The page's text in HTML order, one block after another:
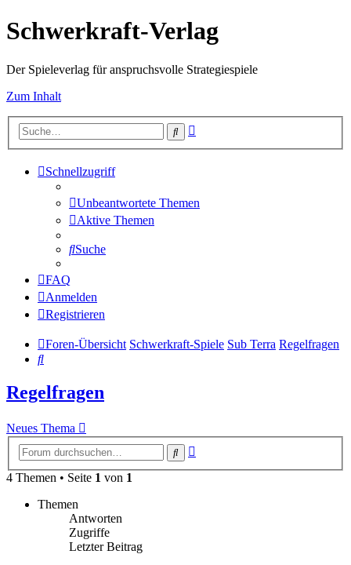
Schwerkraft-Verlag
Der Spieleverlag für anspruchsvolle Strategiespiele
Zum Inhalt
Suche
Schnellzugriff
Unbeantwortete Themen
Aktive Themen
Suche
FAQ
Anmelden
Registrieren
Foren-Übersicht Schwerkraft-Spiele Sub Terra Regelfragen
Suche
Regelfragen
Neues Thema
Suche
4 Themen • Seite 1 von 1
Themen
Antworten
Zugriffe
Letzter Beitrag